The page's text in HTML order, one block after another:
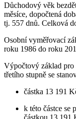
Důchodový věk
měsíce, dopočtená
tj. 557 dnů. Celková
Osobní vyměřovací
roku 1986 do roku
Výpočtový základ
třetího stupně se
částka 13 191
k této částce se
částkou 13 191